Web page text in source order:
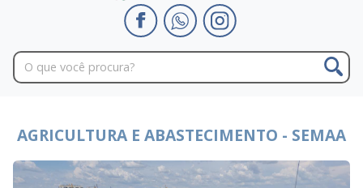
AGRICULTURA E ABASTECIMENTO - SEMAA